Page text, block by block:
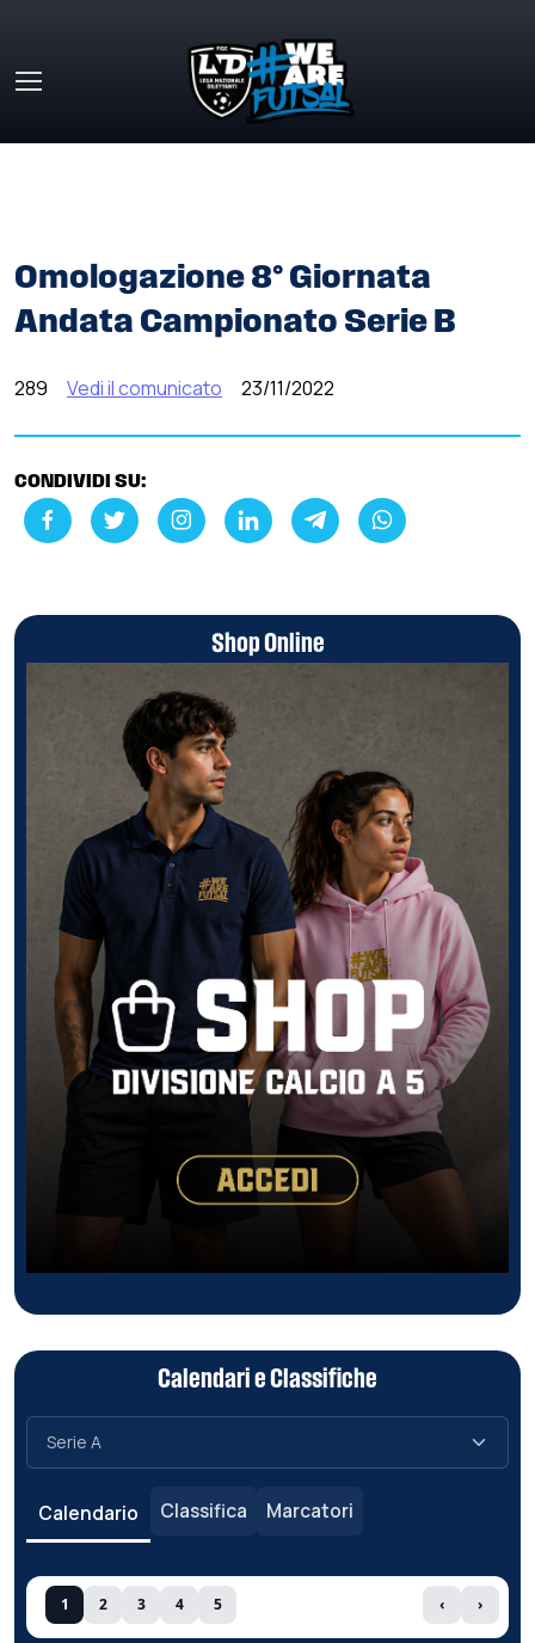
Omologazione 8° Giornata
Andata Campionato Serie B
289 Vedi il comunicato 23/11/2022
CONDIVIDI SU:
Shop Online
Calendari e Classifiche
Calendario Classifica Marcatori
1 2 3 4 5 ‹ ›